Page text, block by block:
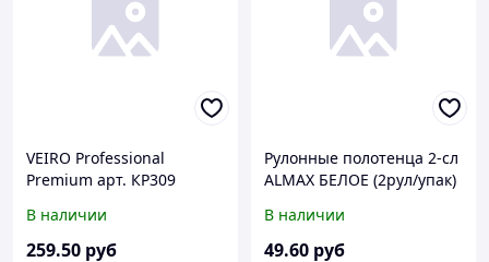
VEIRO Professional
Premium арт. КР309
вытяжкой белые в
рулонах 2-сл 75м (х6)
В наличии
259.50 руб
Рулонные полотенца 2-сл
ALMAX БЕЛОЕ (2рул/упак)
В наличии
49.60 руб